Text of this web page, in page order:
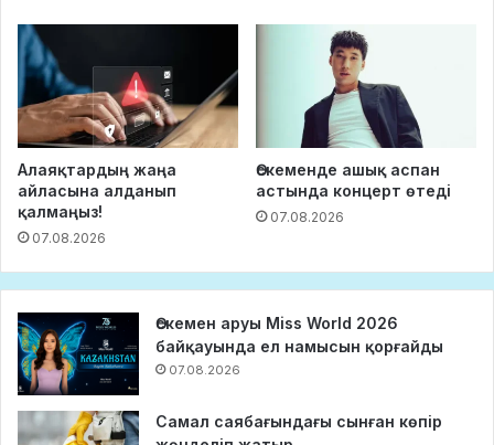
Алаяқтардың жаңа
айласына алданып
қалмаңыз!
07.08.2026
Өскеменде ашық аспан
астында концерт өтеді
07.08.2026
Өскемен аруы Miss World 2026
байқауында ел намысын қорғайды
07.08.2026
Самал саябағындағы сынған көпір